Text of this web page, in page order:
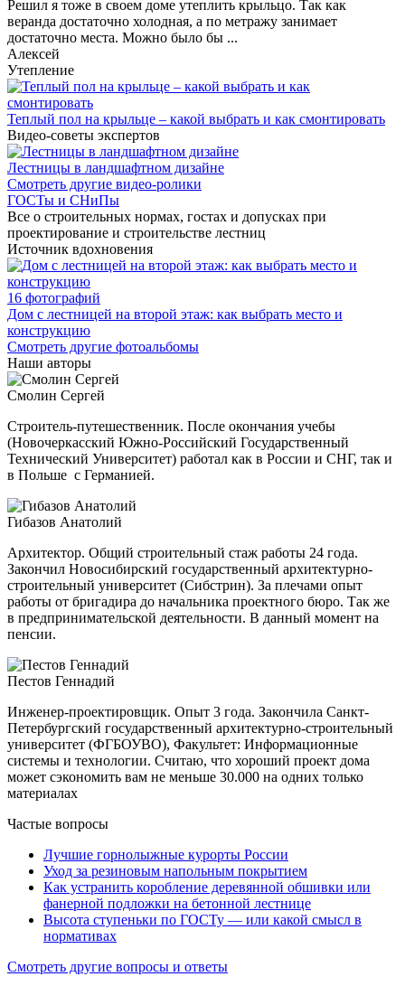
Решил я тоже в своем доме утеплить крыльцо. Так как
веранда достаточно холодная, а по метражу занимает
достаточно места. Можно было бы ...
Алексей
Утепление
Теплый пол на крыльце – какой выбрать и как смонтировать
Видео-советы экспертов
Лестницы в ландшафтном дизайне
Смотреть другие видео-ролики
ГОСТы и СНиПы
Все о строительных нормах, гостах и допусках при
проектирование и строительстве лестниц
Источник вдохновения
16 фотографий
Дом с лестницей на второй этаж: как выбрать место и
конструкцию
Смотреть другие фотоальбомы
Наши авторы
Смолин Сергей
Строитель-путешественник. После окончания учебы
(Новочеркасский Южно-Российский Государственный
Технический Университет) работал как в России и СНГ, так и
в Польше с Германией.
Гибазов Анатолий
Архитектор. Общий строительный стаж работы 24 года.
Закончил Новосибирский государственный архитектурно-
строительный университет (Сибстрин). За плечами опыт
работы от бригадира до начальника проектного бюро. Так же
в предпринимательской деятельности. В данный момент на
пенсии.
Пестов Геннадий
Инженер-проектировщик. Опыт 3 года. Закончила Санкт-
Петербургский государственный архитектурно-строительный
университет (ФГБОУВО), Факультет: Информационные
системы и технологии. Считаю, что хороший проект дома
может сэкономить вам не меньше 30.000 на одних только
материалах
Частые вопросы
Лучшие горнолыжные курорты России
Уход за резиновым напольным покрытием
Как устранить коробление деревянной обшивки или
фанерной подложки на бетонной лестнице
Высота ступеньки по ГОСТу — или какой смысл в
нормативах
Смотреть другие вопросы и ответы